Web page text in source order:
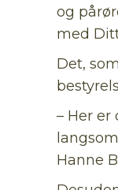
og
med
Det,
– Her
Hanne